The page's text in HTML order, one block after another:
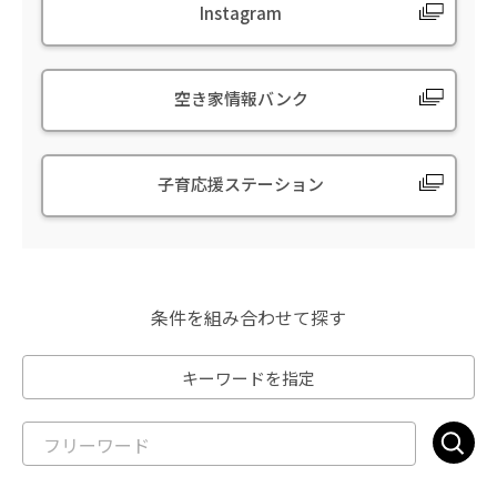
Instagram
空き家情報バンク
子育応援ステーション
条件を組み合わせて探す
キーワードを指定